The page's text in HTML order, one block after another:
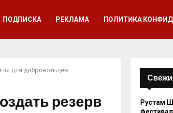
ПОДПИСКА РЕКЛАМА ПОЛИТИКА
для добровольцев
резерв
Рустам